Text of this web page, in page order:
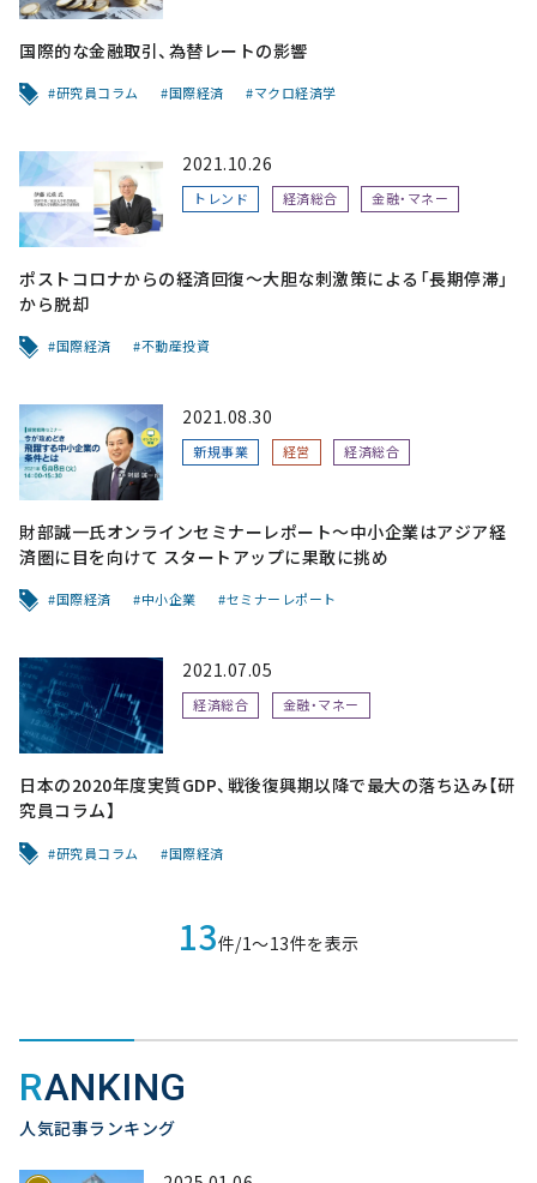
国際的な金融取引、為替レートの影響
研究員コラム 国際経済 マクロ経済学
2021.10.26
トレンド 経済総合 金融・マネー
ポストコロナからの経済回復～大胆な刺激策による「長期停滞」
から脱却
国際経済 不動産投資
2021.08.30
新規事業 経営 経済総合
財部誠一氏オンラインセミナーレポート～中小企業はアジア経
済圏に目を向けて スタートアップに果敢に挑め
国際経済 中小企業 セミナーレポート
2021.07.05
経済総合 金融・マネー
日本の2020年度実質GDP、戦後復興期以降で最大の落ち込み【研
究員コラム】
研究員コラム 国際経済
13件/1〜13件を表示
RANKING
人気記事ランキング